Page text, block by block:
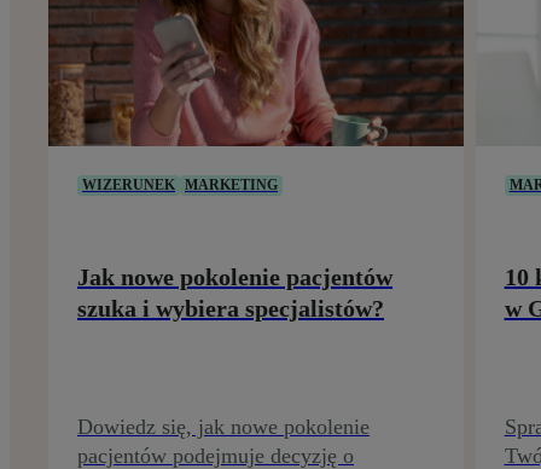
WIZERUNEK MARKETING
Jak nowe pokolenie pacjentów
szuka i wybiera specjalistów?
Dowiedz się, jak nowe pokolenie
pacjentów podejmuje decyzję o
10
w